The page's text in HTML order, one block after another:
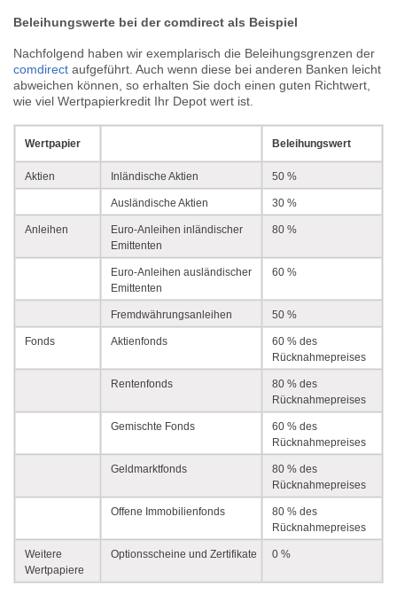
Beleihungswerte bei der comdirect als Beispiel
Nachfolgend haben wir exemplarisch die Beleihungsgrenzen der
comdirect aufgeführt. Auch wenn diese bei anderen Banken leicht
abweichen können, so erhalten Sie doch einen guten Richtwert,
wie viel Wertpapierkredit Ihr Depot wert ist.
Wertpapier Beleihungswert
Aktien Inländische Aktien 50 %
Ausländische Aktien 30 %
Anleihen
Euro-Anleihen inländischer
Emittenten
80 %
Euro-Anleihen ausländischer
Emittenten
60 %
Fremdwährungsanleihen 50 %
Fonds Aktienfonds
60 % des
Rücknahmepreises
Rentenfonds
80 % des
Rücknahmepreises
Gemischte Fonds
60 % des
Rücknahmepreises
Geldmarktfonds
80 % des
Rücknahmepreises
Offene Immobilienfonds
80 % des
Rücknahmepreises
Weitere
Wertpapiere
Optionsscheine und Zertifikate 0 %